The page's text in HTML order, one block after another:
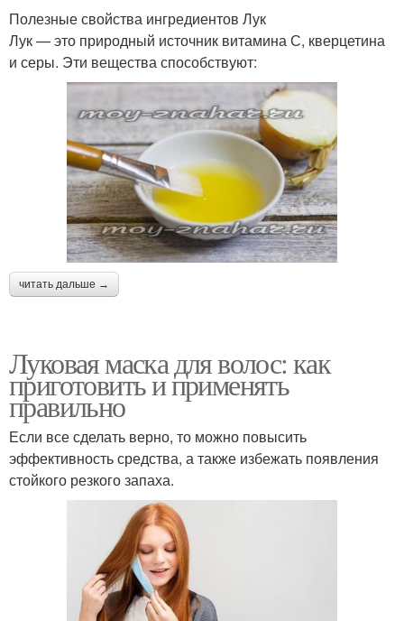
Маски для
максимальной
эффективности
Маска для
максимального
эффекта
Маска в холодильнике Маски с луком
Яйца в маске Маска в сочетании
выпадения
Медово-луковая маска
Маска при
чувствительной коже
Маска против перхоти
Маски для роста
Полезные свойства ингредиентов Лук
Лук — это природный источник витамина С, кверцетина
и серы. Эти вещества способствуют:
читать дальше →
Луковая маска для волос: как
приготовить и применять
правильно
Если все сделать верно, то можно повысить
эффективность средства, а также избежать появления
стойкого резкого запаха.